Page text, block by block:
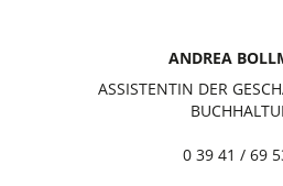
ANDREA
ASSISTENTIN DER
0 39 41 / 69